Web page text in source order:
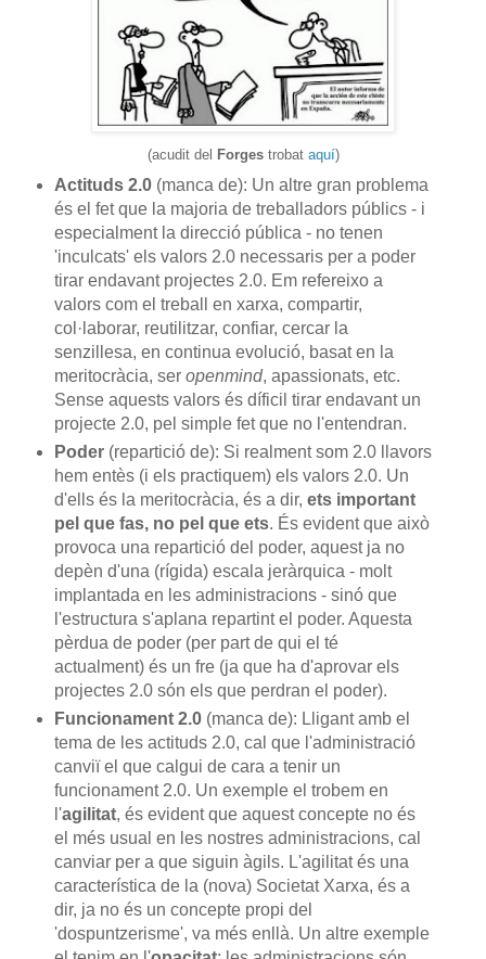
(acudit del Forges trobat aquí)
Actituds 2.0 (manca de): Un altre gran problema
és el fet que la majoria de treballadors públics - i
especialment la direcció pública - no tenen
'inculcats' els valors 2.0 necessaris per a poder
tirar endavant projectes 2.0. Em refereixo a
valors com el treball en xarxa, compartir,
col·laborar, reutilitzar, confiar, cercar la
senzillesa, en continua evolució, basat en la
meritocràcia, ser openmind, apassionats, etc.
Sense aquests valors és díficil tirar endavant un
projecte 2.0, pel simple fet que no l'entendran.
Poder (repartició de): Si realment som 2.0 llavors
hem entès (i els practiquem) els valors 2.0. Un
d'ells és la meritocràcia, és a dir, ets important
pel que fas, no pel que ets. És evident que això
provoca una repartició del poder, aquest ja no
depèn d'una (rígida) escala jeràrquica - molt
implantada en les administracions - sinó que
l'estructura s'aplana repartint el poder. Aquesta
pèrdua de poder (per part de qui el té
actualment) és un fre (ja que ha d'aprovar els
projectes 2.0 són els que perdran el poder).
Funcionament 2.0 (manca de): Lligant amb el
tema de les actituds 2.0, cal que l'administració
canviï el que calgui de cara a tenir un
funcionament 2.0. Un exemple el trobem en
l'agilitat, és evident que aquest concepte no és
el més usual en les nostres administracions, cal
canviar per a que siguin àgils. L'agilitat és una
característica de la (nova) Societat Xarxa, és a
dir, ja no és un concepte propi del
'dospuntzerisme', va més enllà. Un altre exemple